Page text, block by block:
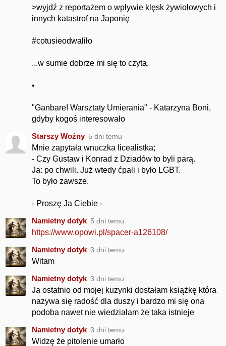
>wyjdź z reportażem o wpływie klęsk żywiołowych i
innych katastrof na Japonię
#cotusieodwaliło
...w sumie dobrze mi się to czyta.
•
"Ganbare! Warsztaty Umierania" - Katarzyna Boni,
gdyby kogoś interesowało
Starszy Woźny 5 dni temu
Mnie zapytała wnuczka licealistka;
- Czy Gustaw i Konrad z Dziadów to byli parą.
Ja: po chwili. Już wtedy ćpali i było LGBT.
To było zawsze.
- Proszę Ja Ciebie -
Namietny dotyk 5 dni temu
https://www.opowi.pl/spacer-a126108/
Namietny dotyk 3 dni temu
Witam
Namietny dotyk 3 dni temu
Ja ostatnio od mojej kuzynki dostałam książkę która
nazywa się radość dla duszy i bardzo mi się ona
podoba nawet nie wiedziałam że taka istnieje
Namietny dotyk 3 dni temu
Widzę że pitolenie umarło